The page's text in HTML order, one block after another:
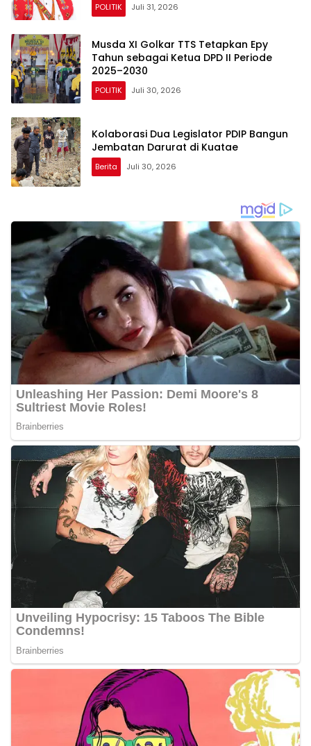
POLITIK Juli 31, 2026
Musda XI Golkar TTS Tetapkan Epy
Tahun sebagai Ketua DPD II Periode
2025–2030
POLITIK Juli 30, 2026
Kolaborasi Dua Legislator PDIP Bangun
Jembatan Darurat di Kuatae
Berita Juli 30, 2026